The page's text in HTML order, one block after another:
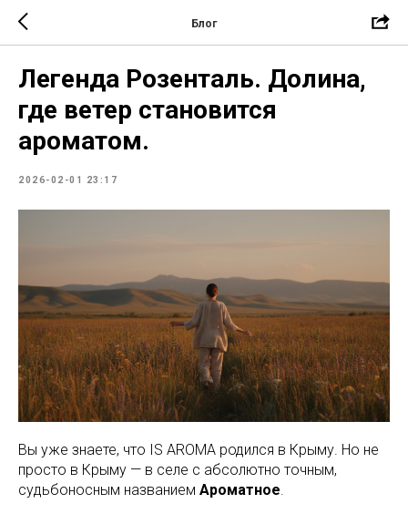
Блог
Легенда Розенталь. Долина,
где ветер становится
ароматом.
2026-02-01 23:17
Вы уже знаете, что IS AROMA родился в Крыму. Но не
просто в Крыму — в селе с абсолютно точным,
судьбоносным названием Ароматное.